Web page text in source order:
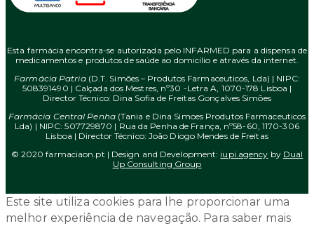
Esta farmácia encontra-se autorizada pelo INFARMED para a dispensa de
medicamentos e produtos de saúde ao domicílio e através da internet.
Farmácia Patria(D.T. Simões – Produtos Farmaceuticos, Lda) | NIPC:
508391490 | Calçada dos Mestres, nº30 -Letra A, 1070-178 Lisboa |
Director Técnico: Dina Sofia de Freitas Gonçalves Simões
Farmácia Central Penha(Tania e Dina Simoes Produtos Farmaceuticos
Lda) | NIPC: 507729870 | Rua da Penha de França, nº58-60, 1170-306
Lisboa | Director Técnico: João Diogo Mendes de Freitas
© 2020 farmaciaon.pt | Design and Development: iupi.agency by Dual
Up Consulting Group
Este site utiliza cookies para lhe proporcionar uma
melhor experiência de navegação. Para saber mais